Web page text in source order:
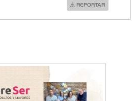
REPORTAR